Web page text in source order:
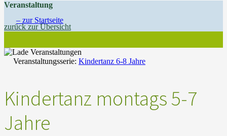
Veranstaltung
zurück zur Übersicht
Veranstaltungsserie: Kindertanz 6-8 Jahre
Kindertanz montags 5-7
Jahre